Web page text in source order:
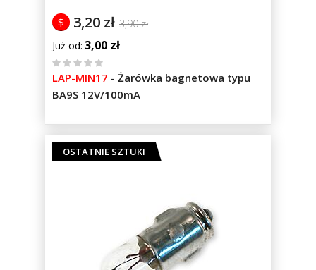
3,20 zł 3,90 zł
$
Już od 3,00 zł
%
100
LAP-MIN17 - Żarówka bagnetowa typu
BA9S 12V/100mA
OSTATNIE SZTUKI